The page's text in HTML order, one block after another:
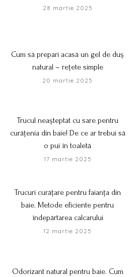
28 martie 2025
Cum să prepari acasă un gel de duș
natural – rețete simple
20 martie 2025
Trucul neașteptat cu sare pentru
curățenia din baie! De ce ar trebui să
o pui în toaletă
17 martie 2025
Trucuri curățare pentru faianța din
baie. Metode eficiente pentru
îndepărtarea calcarului
12 martie 2025
Odorizant natural pentru baie. Cum